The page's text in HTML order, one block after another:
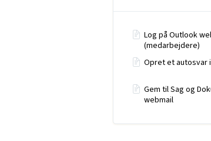
Log på Outlook
(medarbejdere)
Opret et autosvar
Gem til Sag og
webmail